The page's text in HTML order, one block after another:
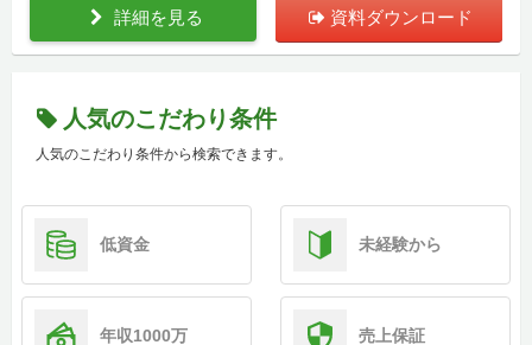
詳細を見る 資料ダウンロード
人気のこだわり条件
人気のこだわり条件から検索できます。
低資金 未経験から
年収1000万 売上保証